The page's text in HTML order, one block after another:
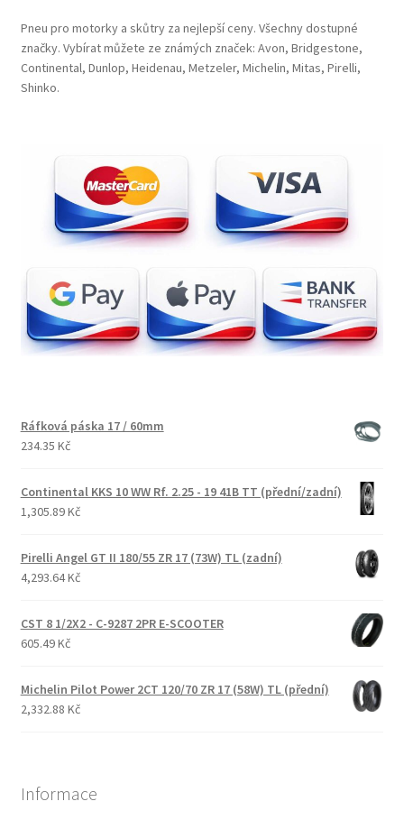
Pneu pro motorky a skůtry za nejlepší ceny. Všechny dostupné
značky. Vybírat můžete ze známých značek: Avon, Bridgestone,
Continental, Dunlop, Heidenau, Metzeler, Michelin, Mitas, Pirelli,
Shinko.
Ráfková páska 17 / 60mm
234.35 Kč
Continental KKS 10 WW Rf. 2.25 - 19 41B TT (přední/zadní)
1,305.89 Kč
Pirelli Angel GT II 180/55 ZR 17 (73W) TL (zadní)
4,293.64 Kč
CST 8 1/2X2 - C-9287 2PR E-SCOOTER
605.49 Kč
Michelin Pilot Power 2CT 120/70 ZR 17 (58W) TL (přední)
2,332.88 Kč
Informace